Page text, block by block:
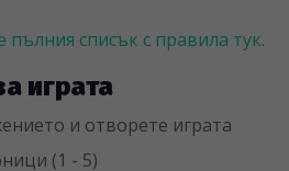
списък с правила тук.
играта
и отворете играта
(1 - 5)